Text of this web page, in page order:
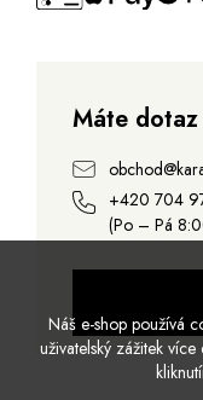
Máte
+420 704
(Po – Pá
Náš e-shop používá
uživatelský zážitek